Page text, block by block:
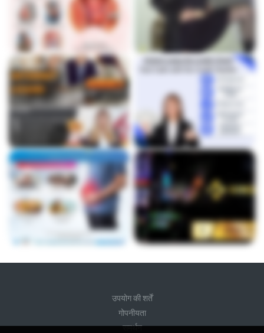
उपयोग की शर्तें
गोपनीयता
समर्थन